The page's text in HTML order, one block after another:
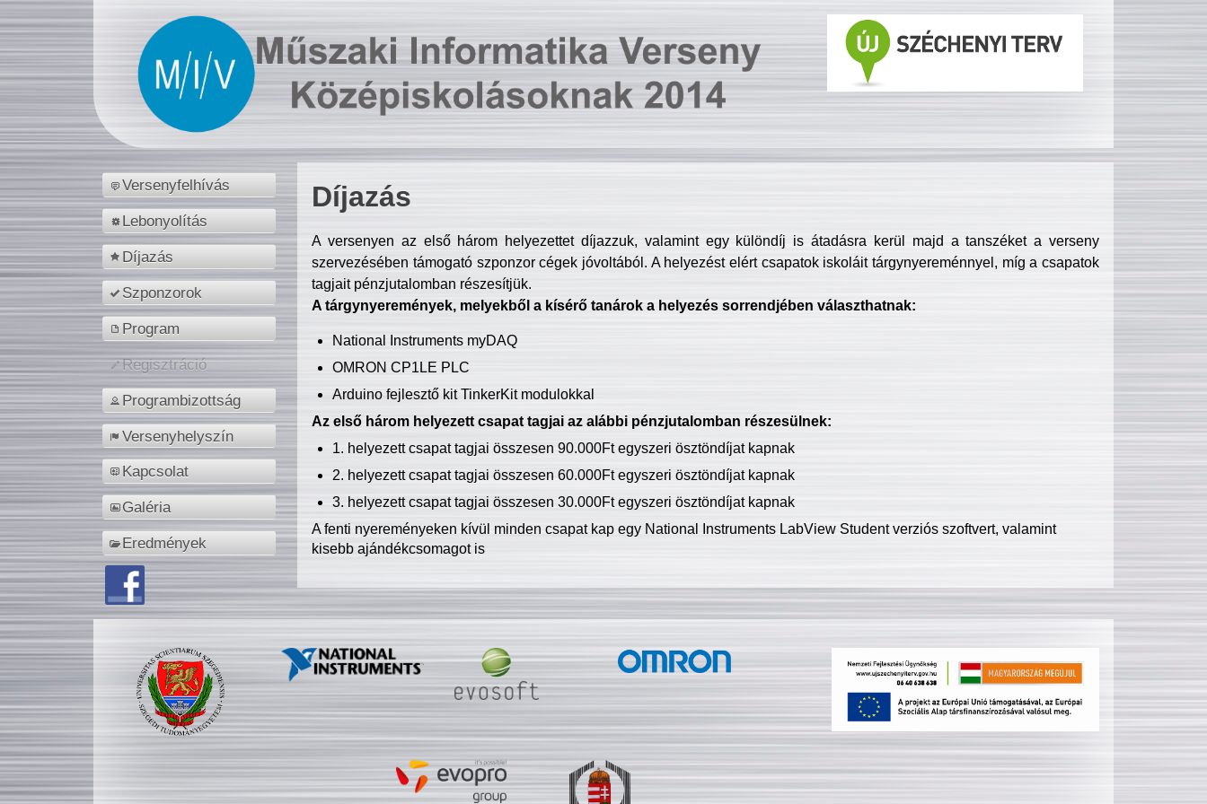
Versenyfelhívás
Lebonyolítás
Díjazás
Szponzorok
Program
Regisztráció
Programbizottság
Versenyhelyszín
Kapcsolat
Galéria
Eredmények
Díjazás
A versenyen az első három helyezettet díjazzuk, valamint egy különdíj is átadásra kerül majd a tanszéket a verseny
szervezésében támogató szponzor cégek jóvoltából. A helyezést elért csapatok iskoláit tárgynyereménnyel, míg a csapatok
tagjait pénzjutalomban részesítjük.
A tárgynyeremények, melyekből a kísérő tanárok a helyezés sorrendjében választhatnak:
National Instruments myDAQ
OMRON CP1LE PLC
Arduino fejlesztő kit TinkerKit modulokkal
Az első három helyezett csapat tagjai az alábbi pénzjutalomban részesülnek:
1. helyezett csapat tagjai összesen 90.000Ft egyszeri ösztöndíjat kapnak
2. helyezett csapat tagjai összesen 60.000Ft egyszeri ösztöndíjat kapnak
3. helyezett csapat tagjai összesen 30.000Ft egyszeri ösztöndíjat kapnak
A fenti nyereményeken kívül minden csapat kap egy National Instruments LabView Student verziós szoftvert, valamint
kisebb ajándékcsomagot is